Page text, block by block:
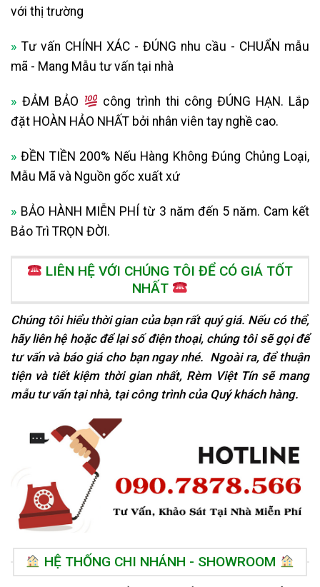
với thị trường
» Tư vấn CHÍNH XÁC - ĐÚNG nhu cầu - CHUẨN mẫu
mã - Mang Mẫu tư vấn tại nhà
»ĐẢM BẢO
công trình thi công ĐÚNG HẠN. Lắp
đặt HOÀN HẢO NHẤT bởi nhân viên tay nghề cao.
»ĐỀN TIỀN 200% Nếu Hàng Không Đúng Chủng Loại,
Mẫu Mã và Nguồn gốc xuất xứ
» BẢO HÀNH MIỄN PHÍ từ 3 năm đến 5 năm. Cam kết
Bảo Trì TRỌN ĐỜI.
LIÊN HỆ VỚI CHÚNG TÔI ĐỂ CÓ GIÁ TỐT
NHẤT
Chúng tôi hiểu thời gian của bạn rất quý giá. Nếu có thể,
hãy liên hệ hoặc để lại số điện thoại, chúng tôi sẽ gọi để
tư vấn và báo giá cho bạn ngay nhé. Ngoài ra, để thuận
tiện và tiết kiệm thời gian nhất, Rèm Việt Tín sẽ mang
mẫu tư vấn tại nhà, tạicông trình của Quý khách hàng.
HỆ THỐNG CHI NHÁNH - SHOWROOM